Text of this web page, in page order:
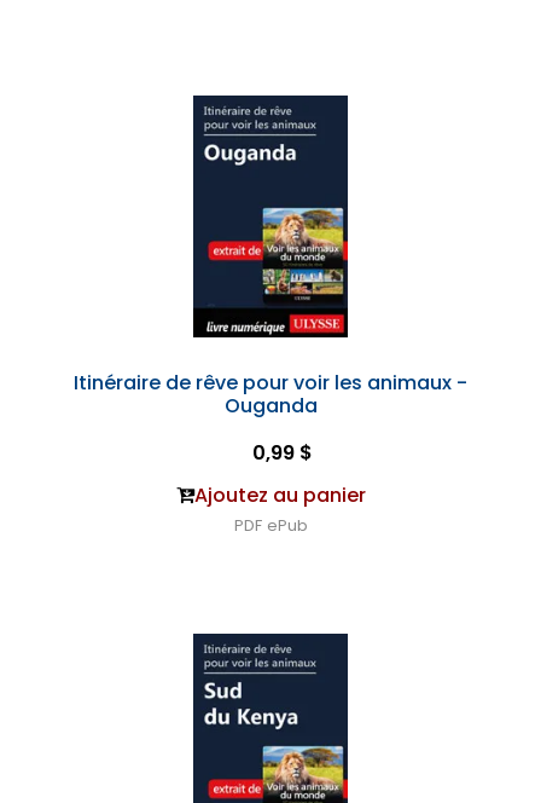
Itinéraire de rêve pour voir les animaux -
Ouganda
0,99 $
Ajoutez au panier
PDF ePub